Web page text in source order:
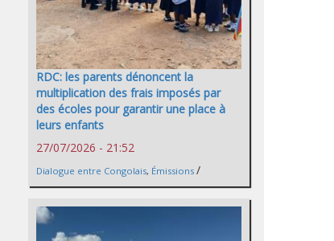
RDC: les parents dénoncent la
multiplication des frais imposés par
des écoles pour garantir une place à
leurs enfants
27/07/2026 - 21:52
Dialogue entre Congolais, Émissions /